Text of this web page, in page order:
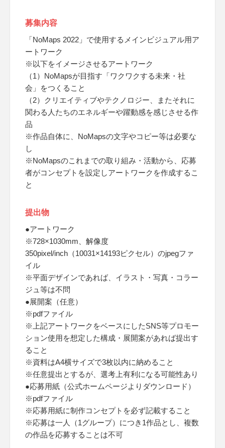
募集内容
「NoMaps 2022」で使用するメインビジュアル用ア
ートワーク
※以下をイメージさせるアートワーク
（1）NoMapsが目指す「ワクワクする未来・社
会」をつくること
（2）クリエイティブやテクノロジー、またそれに
関わる人たちのエネルギーや躍動感を感じさせる作
品
※作品自体に、NoMapsの文字やコピー等は必要な
し
※NoMapsのこれまでの取り組み・活動から、応募
者がコンセプトを設定しアートワークを作成するこ
と
提出物
●アートワーク
※728×1030mm、解像度
350pixel/inch（10031×14193ピクセル）のjpegファ
イル
※平面デザインであれば、イラスト・写真・コラー
ジュ等は不問
●展開案（任意）
※pdfファイル
※上記アートワークをベースにしたSNS等プロモー
ション使用を想定した構成・展開案があれば提出す
ること
※資料はA4横サイズで3枚以内に納めること
※任意提出とするが、選考上有利になる可能性あり
●応募用紙（公式ホームページよりダウンロード）
※pdfファイル
※応募用紙に制作コンセプトを必ず記載すること
※応募は一人（1グループ）につき1作品とし、複数
の作品を応募することは不可